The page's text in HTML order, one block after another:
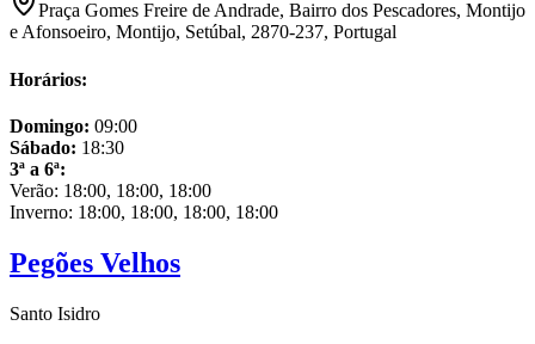
Praça Gomes Freire de Andrade, Bairro dos Pescadores, Montijo
e Afonsoeiro, Montijo, Setúbal, 2870-237, Portugal
Horários:
Domingo: 09:00
Sábado: 18:30
3ª a 6ª:
Verão: 18:00, 18:00, 18:00
Inverno: 18:00, 18:00, 18:00, 18:00
Pegões Velhos
Santo Isidro